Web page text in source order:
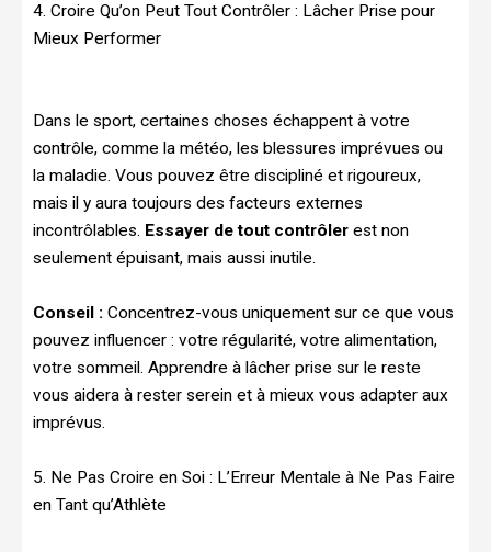
4. Croire Qu’on Peut Tout Contrôler : Lâcher Prise pour
Mieux Performer
Dans le sport, certaines choses échappent à votre
contrôle, comme la météo, les blessures imprévues ou
la maladie. Vous pouvez être discipliné et rigoureux,
mais il y aura toujours des facteurs externes
incontrôlables. Essayer de tout contrôler est non
seulement épuisant, mais aussi inutile.
Conseil : Concentrez-vous uniquement sur ce que vous
pouvez influencer : votre régularité, votre alimentation,
votre sommeil. Apprendre à lâcher prise sur le reste
vous aidera à rester serein et à mieux vous adapter aux
imprévus.
5. Ne Pas Croire en Soi : L’Erreur Mentale à Ne Pas Faire
en Tant qu’Athlète